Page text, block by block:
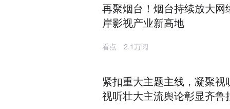
再聚烟台！烟台持续放大
岸影视产业新高地
看点 2.1万阅
紧扣重大主题主线，凝聚
视听壮大主流舆论彰显齐鲁